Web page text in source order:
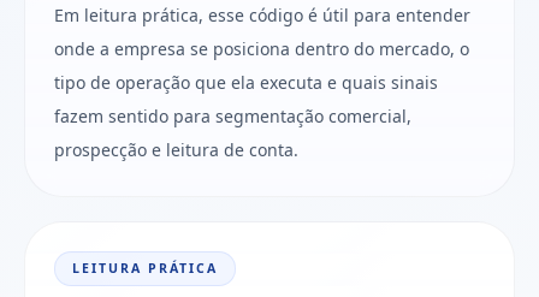
Em leitura prática, esse código é útil para entender
onde a empresa se posiciona dentro do mercado, o
tipo de operação que ela executa e quais sinais
fazem sentido para segmentação comercial,
prospecção e leitura de conta.
LEITURA PRÁTICA